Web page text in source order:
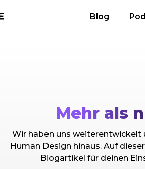
Blog
Mehr als
Wir haben uns weiterentwickelt
Human Design hinaus. Auf
Blogartikel für deinen